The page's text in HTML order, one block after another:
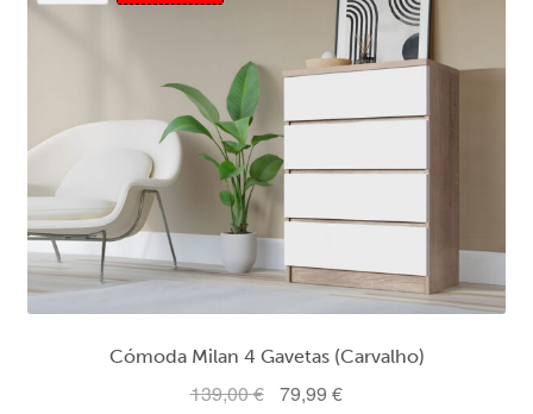
Cómoda Milan 4 Gavetas (Carvalho)
139,00€ O79,99€O